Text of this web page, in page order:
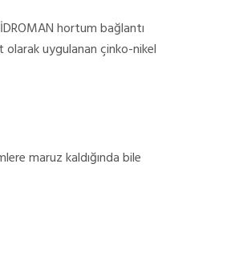
hortum bağlantı
olarak uygulanan çinko-nikel
maruz kaldığında bile